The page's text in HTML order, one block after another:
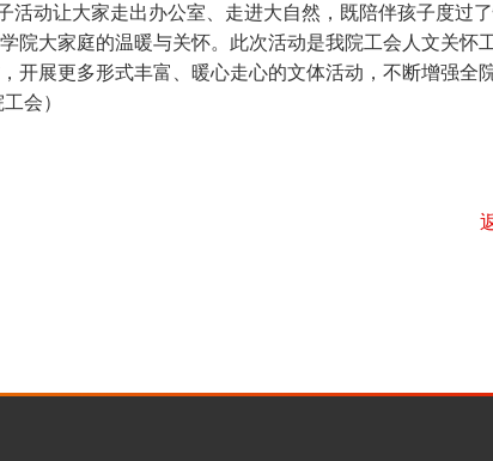
动让大家走出办公室、走进大自然，既陪伴孩子度过
院大家庭的温暖与关怀。此次活动是我院工会人文关怀
开展更多形式丰富、暖心走心的文体活动，不断增强全
会）